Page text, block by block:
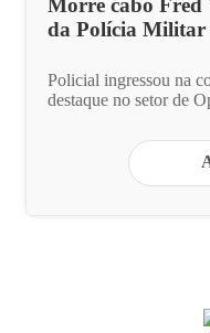
Morre cabo Fred
da Polícia Militar
Policial ingressou na
destaque no setor de